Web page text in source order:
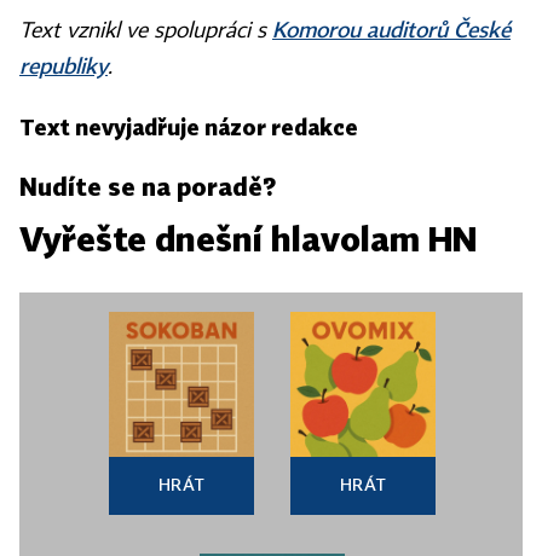
Text vznikl ve spolupráci s Komorou auditorů České
republiky.
Text nevyjadřuje názor redakce
Nudíte se na poradě?
Vyřešte dnešní hlavolam HN
HRÁT HRÁT